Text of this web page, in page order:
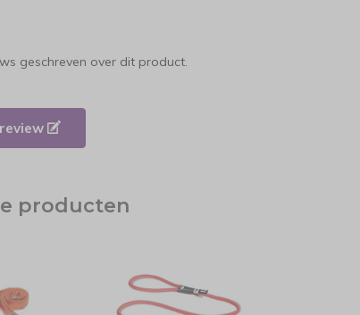
geschreven over dit product.
producten